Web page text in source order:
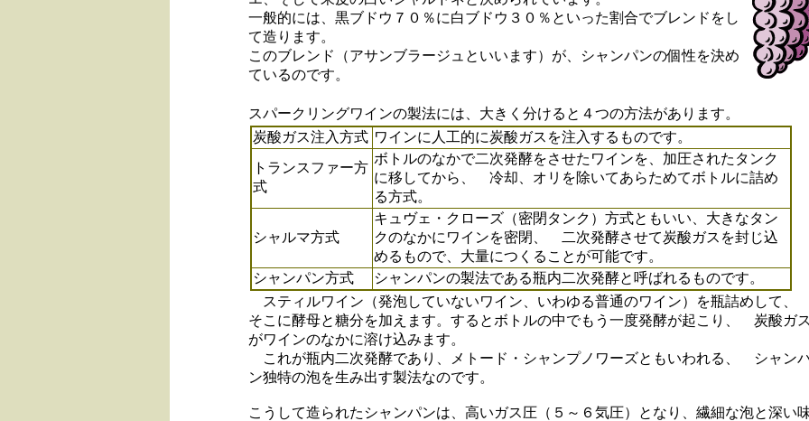
一般的には、黒ブドウ７０％に白ブドウ３０％といった割合でブレンドをし
て造ります。
このブレンド（アサンブラージュといいます）が、シャンパンの個性を決め
ているのです。
スパークリングワインの製法には、大きく分けると４つの方法があります。
炭酸ガス注入方式 ワインに人工的に炭酸ガスを注入するものです。
トランスファー方
式
ボトルのなかで二次発酵をさせたワインを、加圧されたタンク
に移してから、 冷却、オリを除いてあらためてボトルに詰め
る方式。
シャルマ方式
キュヴェ・クローズ（密閉タンク）方式ともいい、大きなタン
クのなかにワインを密閉、 二次発酵させて炭酸ガスを封じ込
めるもので、大量につくることが可能です。
シャンパン方式
シャンパンの製法である瓶内二次発酵と呼ばれるものです。
スティルワイン（発泡していないワイン、いわゆる普通のワイン）を瓶詰めして、
そこに酵母と糖分を加えます。するとボトルの中でもう一度発酵が起こり、 炭酸ガス
がワインのなかに溶け込みます。
これが瓶内二次発酵であり、メトード・シャンプノワーズともいわれる、 シャン
ン独特の泡を生み出す製法なのです。
こうして造られたシャンパンは、高いガス圧（５～６気圧）となり、繊細な泡と深い